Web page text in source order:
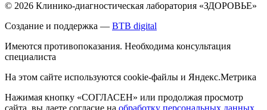
© 2026 Клинико-диагностическая лаборатория «ЗДОРОВЬЕ»
Создание и поддержка — BTB digital
Имеются противопоказания. Необходима консультация
специалиста
На этом сайте используются cookie-файлы и Яндекс.Метрика
Нажимая кнопку «СОГЛАСЕН» или продолжая просмотр
сайта, вы даете согласие на обработку персональных данных